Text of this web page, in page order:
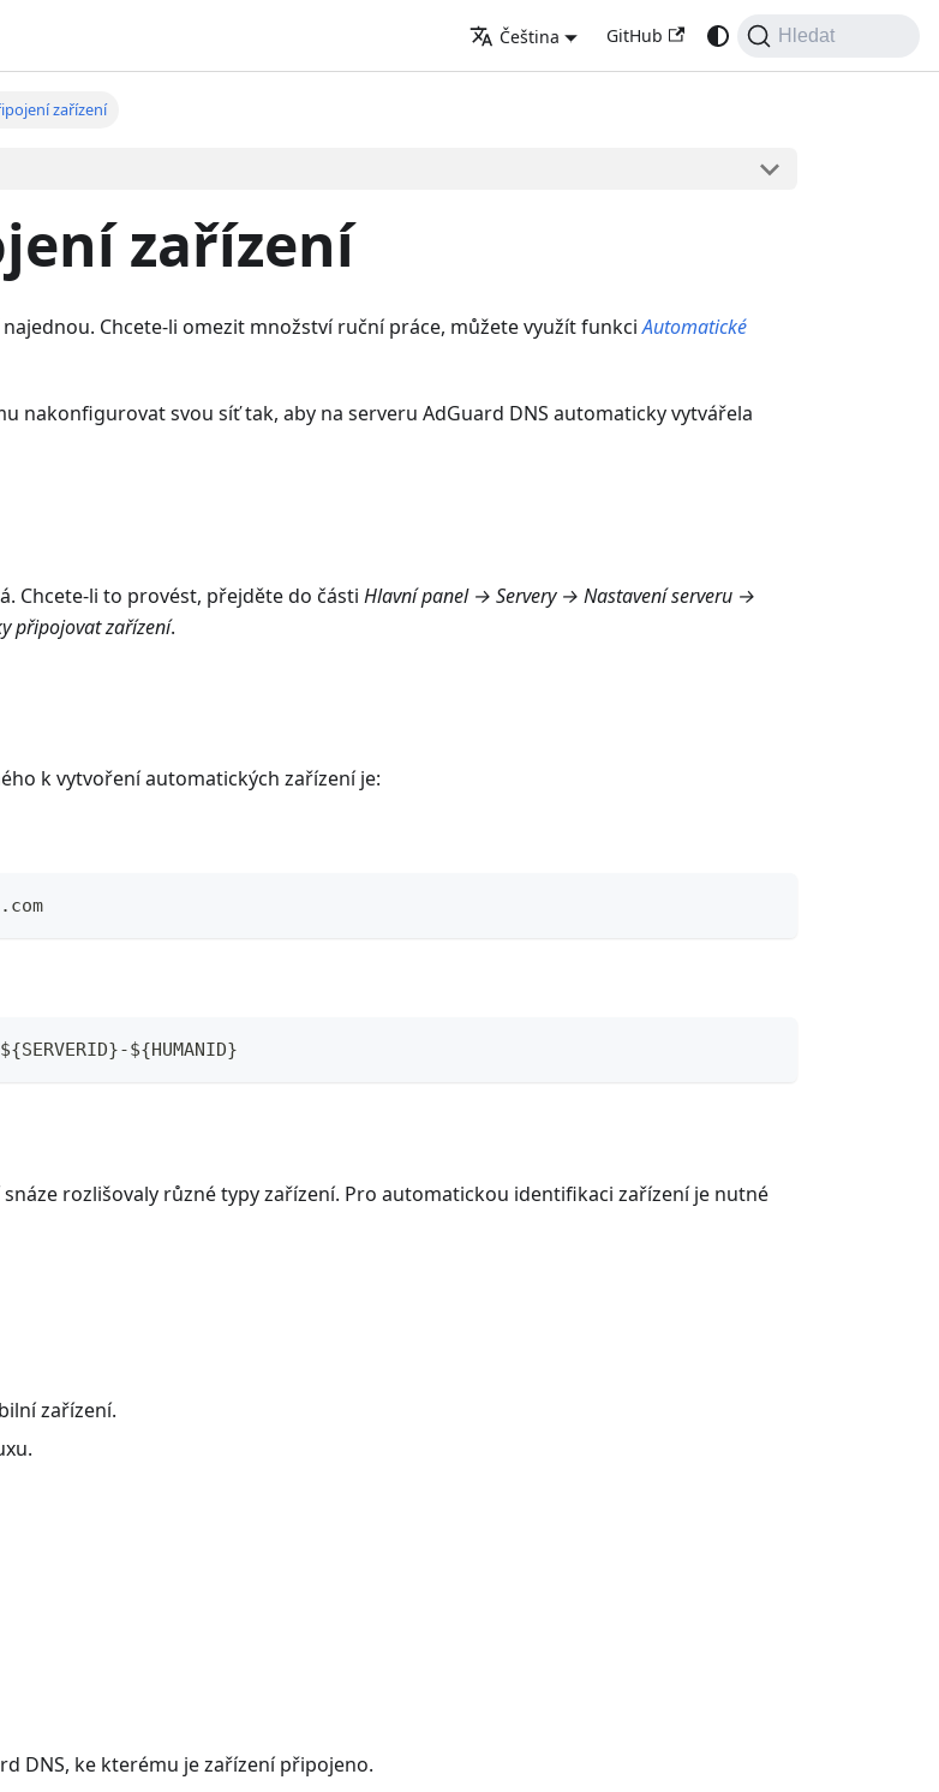
Čeština GitHub Hledat
zařízení
zařízení
Chcete-li omezit množství ruční práce, můžete využít funkciAutomatické
nakonfigurovat svou síť tak, aby na serveru AdGuard DNS automaticky vytvářela
Chcete-li to provést, přejděte do části Hlavní panel → Servery → Nastavení serveru →
připojovat zařízení.
k vytvoření automatických zařízení je:
${HUMANID}
rozlišovaly různé typy zařízení. Pro automatickou identifikaci zařízení je nutné
zařízení.
DNS, ke kterému je zařízení připojeno.